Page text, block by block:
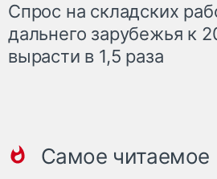
Спрос на складских
дальнего зарубежья к
вырасти в 1,5 раза
Самое читаемое